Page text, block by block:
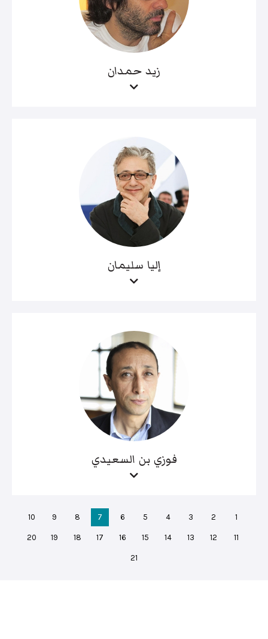
زيد حمدان
إليا سليمان
فوزي بن السعيدي
1
2
3
4
5
6
7
8
9
10
11
12
13
14
15
16
17
18
19
20
21